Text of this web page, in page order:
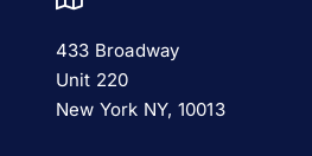
433 Broadway
Unit 220
New York NY, 10013